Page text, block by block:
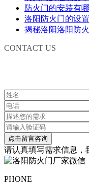
防火门的安装有
洛阳防火门的设
揭秘洛阳洛阳防
CONTACT US
请认真填写需求信息，
PHONE